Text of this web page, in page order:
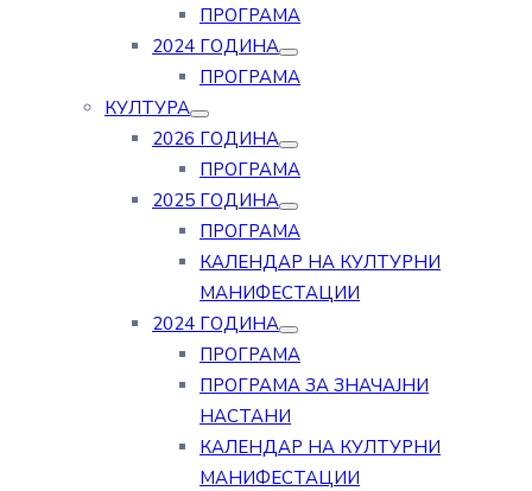
ПРОГРАМА
2024 ГОДИНА
ПРОГРАМА
КУЛТУРА
2026 ГОДИНА
ПРОГРАМА
2025 ГОДИНА
ПРОГРАМА
КАЛЕНДАР НА КУЛТУРНИ
МАНИФЕСТАЦИИ
2024 ГОДИНА
ПРОГРАМА
ПРОГРАМА ЗА ЗНАЧАЈНИ
НАСТАНИ
КАЛЕНДАР НА КУЛТУРНИ
МАНИФЕСТАЦИИ